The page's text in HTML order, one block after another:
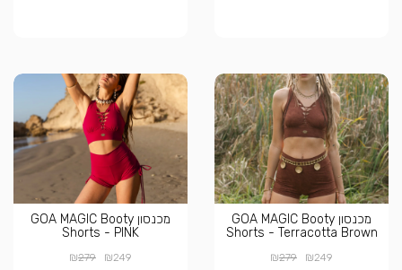
מכנסון GOA MAGIC Booty
Shorts - Terracotta Brown
₪249
₪279
מכנסון GOA MAGIC Booty
Shorts - PINK
₪249
₪279